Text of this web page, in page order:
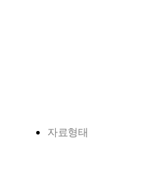
자료형태